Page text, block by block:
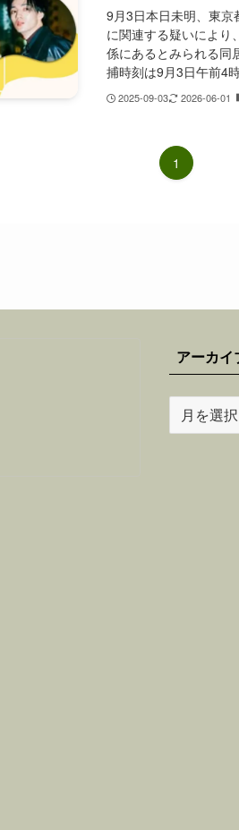
9月3日本日未明、東
に関連する疑いにより
係にあるとみられる同
捕時刻は9月3日午前4
2025-09-03 2026-06-01
1
アーカイ
ー